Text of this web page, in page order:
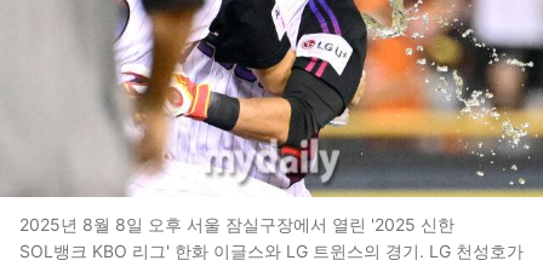
2025년 8월 8일 오후 서울 잠실구장에서 열린 '2025 신한
SOL뱅크 KBO 리그' 한화 이글스와 LG 트윈스의 경기. LG 천성호가